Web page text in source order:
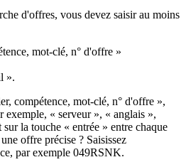
d'offres, vous devez saisir au moins
mot-clé, n° d'offre »
».
compétence, mot-clé, n° d'offre »,
exemple, « serveur », « anglais »,
sur la touche « entrée » entre chaque
offre précise ? Saisissez
par exemple 049RSNK.